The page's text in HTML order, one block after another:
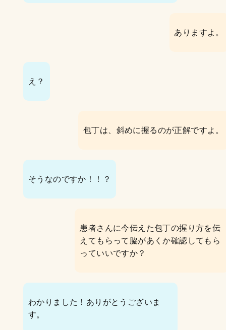
ありますよ。
え？
包丁は、斜めに握るのが正解ですよ。
そうなのですか！！？
患者さんに今伝えた包丁の握り方を伝
えてもらって脇があくか確認してもら
っていいですか？
わかりました！ありがとうございま
す。